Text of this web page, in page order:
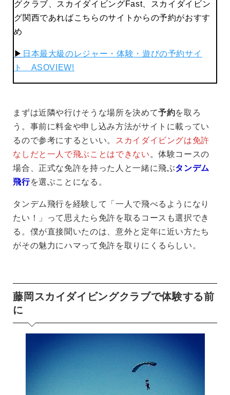
グクラブ、スカイダイビングFast、スカイダイビン
グ関西であればこちらのサイトからの予約がおすす
め
▶︎ 日本最大級のレジャー・体験・遊びの予約サイ
ト ASOVIEW!
まずは近隣や行けそうな場所を決めて予約を取ろ
う。事前に料金や申し込み方法がサイトに載ってい
るので参考にするといい。
スカイダイビングは免許
なしだと一人で飛ぶことはできない 。体験コースの
場合、正式な免許を持った人と一緒に飛ぶタンデム
飛行を選ぶことになる。
タンデム飛行を経験して「一人で飛べるようになり
たい！」って思えたら免許を取るコースも選択でき
る。僕が直接聞いたのは、意外と定年に近い方たち
がその魅力にハマって免許を取りにくるらしい。
藤岡スカイダイビングクラブで体験する前
に